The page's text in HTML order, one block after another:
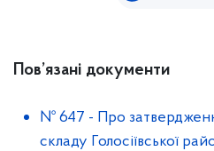
Пов’язані документи
№ 647 - Про
складу Голосіївської